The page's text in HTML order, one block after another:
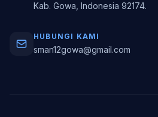
Kab. Gowa, Indonesia 92174.
HUBUNGI KAMI
sman12gowa@gmail.com